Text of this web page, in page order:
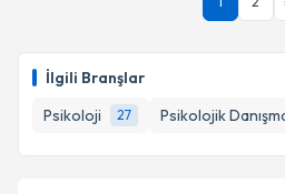
İlgili Branşlar
Psikoloji
27 Psikolojik
Size bu uzmandan randevu
E-posta Adresiniz